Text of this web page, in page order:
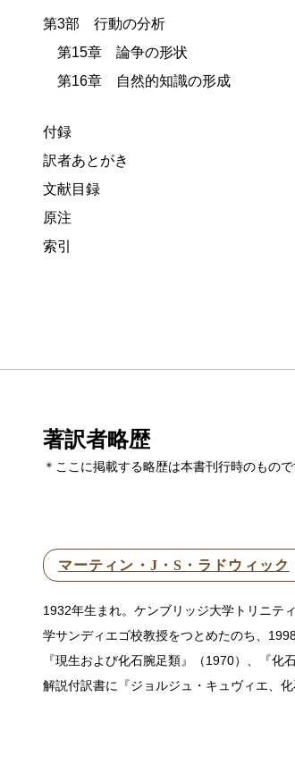
第3部 行動の分析
第15章 論争の形状
第16章 自然的知識の形成
付録
訳者あとがき
文献目録
原注
索引
著訳者略歴
＊ここに掲載する略歴は本書刊行時のもので
マーティン・J・S・ラドウィック
1932年生まれ。ケンブリッジ大学トリニテ
学サンディエゴ校教授をつとめたのち、
『現生および化石腕足類』（1970）、『
解説付訳書に『ジョルジュ・キュヴィエ、